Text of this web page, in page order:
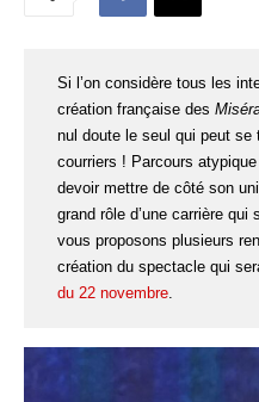
Si l’on considère tous les
création française des
nul doute le seul qui peut se
courriers ! Parcours
devoir mettre de côté son
grand rôle d’une carrière qui
vous proposons plusieurs
création du spectacle qui
du 22 novembre.